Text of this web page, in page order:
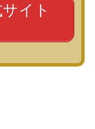
イト